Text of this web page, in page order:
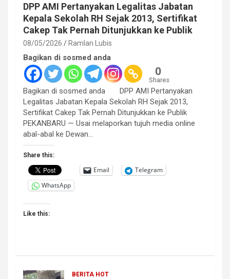
DPP AMI Pertanyakan Legalitas Jabatan
Kepala Sekolah RH Sejak 2013, Sertifikat
Cakep Tak Pernah Ditunjukkan ke Publik
08/05/2026 Ramlan Lubis
Bagikan di sosmed anda
0
Shares
Bagikan di sosmed anda DPP AMI Pertanyakan
Legalitas Jabatan Kepala Sekolah RH Sejak 2013,
Sertifikat Cakep Tak Pernah Ditunjukkan ke Publik
PEKANBARU — Usai melaporkan tujuh media online
abal-abal ke Dewan…
Share this:
Email
Telegram
WhatsApp
Like this:
BERITA HOT